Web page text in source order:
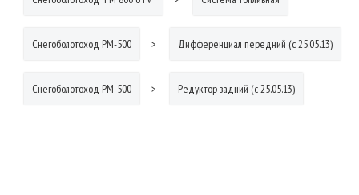
Снегоболотоход РМ-500 Дифференциал передний (с 25.05.13)
Снегоболотоход РМ-500 Редуктор задний (с 25.05.13)